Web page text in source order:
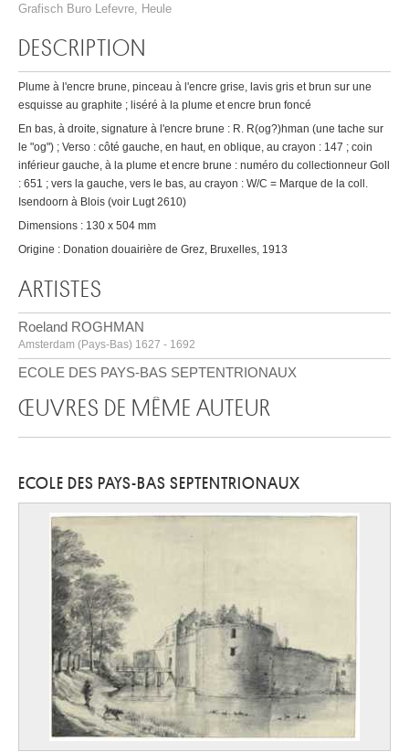
Grafisch Buro Lefevre, Heule
DESCRIPTION
Plume à l'encre brune, pinceau à l'encre grise, lavis gris et brun sur une
esquisse au graphite ; liséré à la plume et encre brun foncé
En bas, à droite, signature à l'encre brune : R. R(og?)hman (une tache sur
le "og") ; Verso : côté gauche, en haut, en oblique, au crayon : 147 ; coin
inférieur gauche, à la plume et encre brune : numéro du collectionneur Goll
: 651 ; vers la gauche, vers le bas, au crayon : W/C = Marque de la coll.
Isendoorn à Blois (voir Lugt 2610)
Dimensions : 130 x 504 mm
Origine : Donation douairière de Grez, Bruxelles, 1913
ARTISTES
Roeland ROGHMAN
Amsterdam (Pays-Bas) 1627 - 1692
ECOLE DES PAYS-BAS SEPTENTRIONAUX
ŒUVRES DE MÊME AUTEUR
ECOLE DES PAYS-BAS SEPTENTRIONAUX